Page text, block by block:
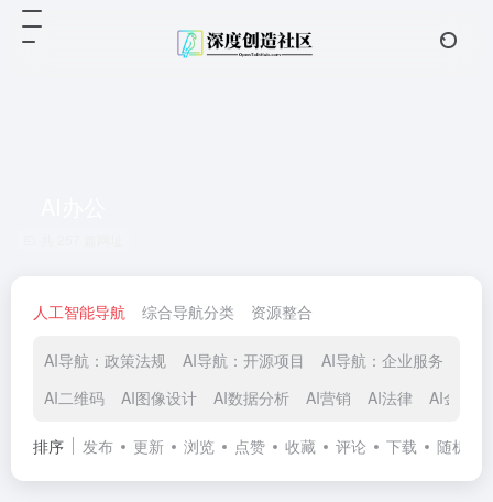
人工智能导航 综合导航分类 资源整合
AI导航：政策法规 AI导航：开源项目 AI导航：企业服务
AI二维码
AI图像设计 AI数据分析 AI营销 AI法律 AI金融
排序 发布 更新 浏览 点赞 收藏 评论 下载 随机